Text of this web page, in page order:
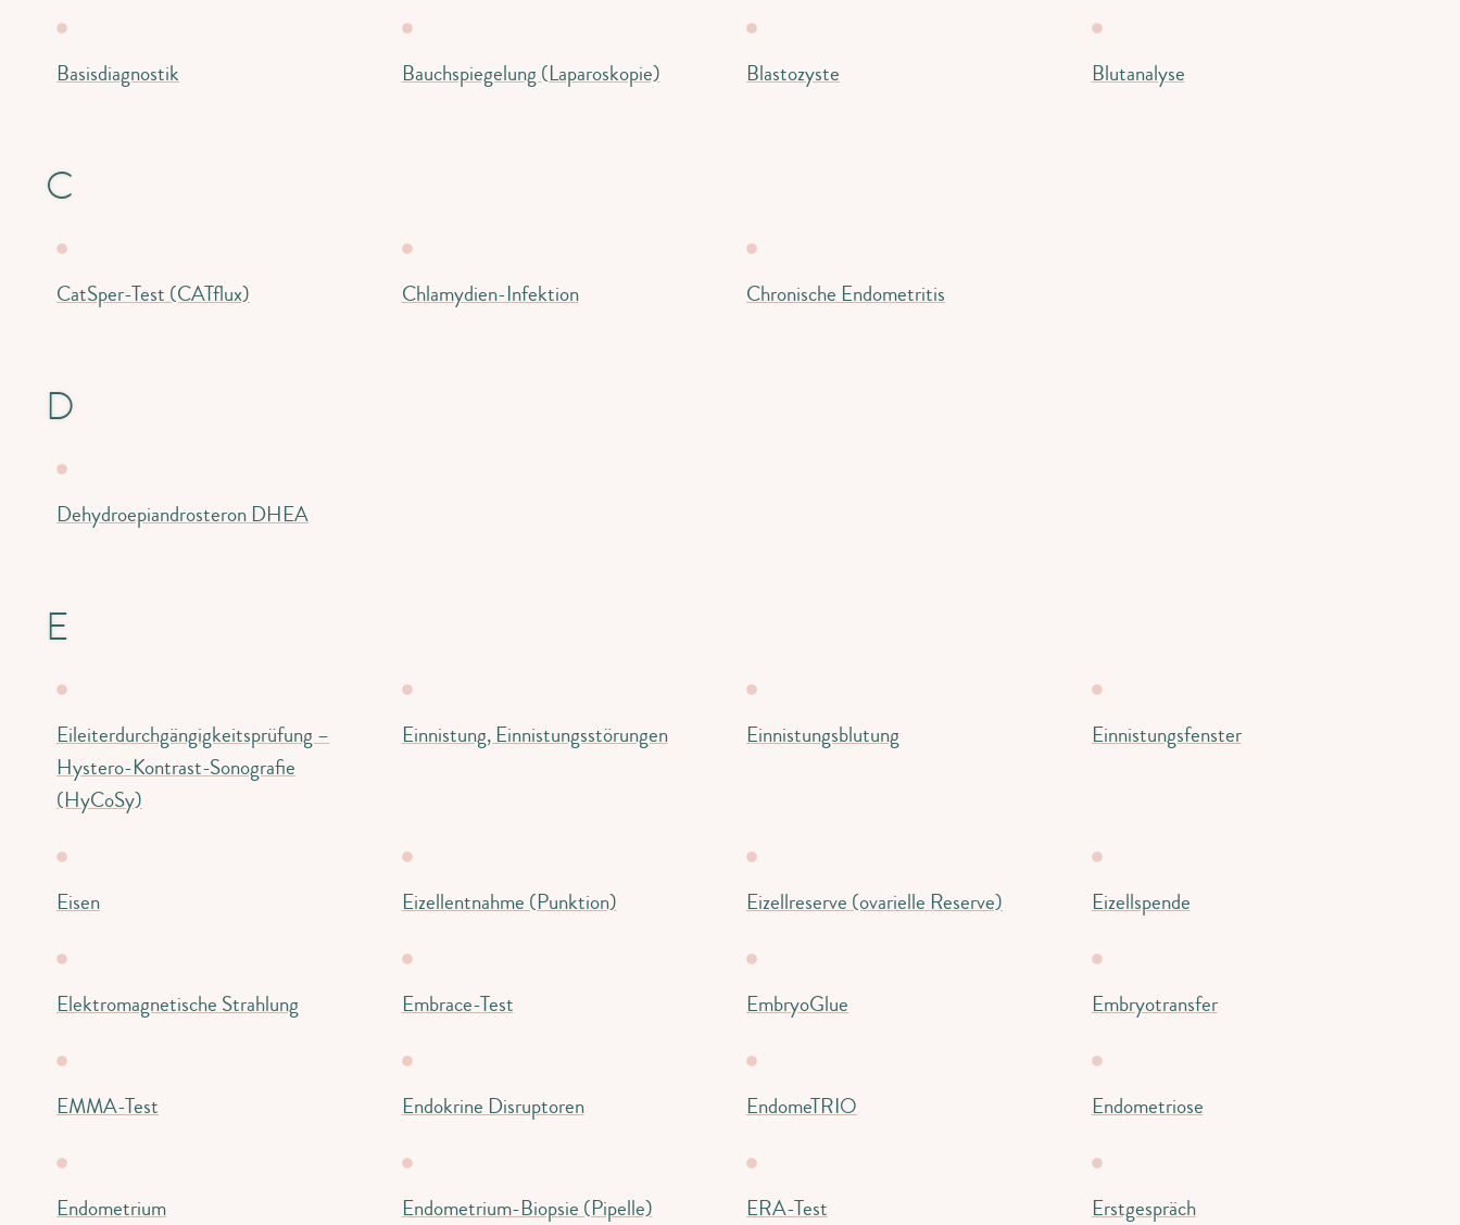
Basisdiagnostik Bauchspiegelung (Laparoskopie) Blastozyste Blutanalyse
C
CatSper-Test (CATflux) Chlamydien-Infektion Chronische Endometritis
D
Dehydroepiandrosteron DHEA
E
Eileiterdurchgängigkeitsprüfung –
Hystero-Kontrast-Sonografie
(HyCoSy)
Einnistung, Einnistungsstörungen Einnistungsblutung Einnistungsfenster
Eisen Eizellentnahme (Punktion) Eizellreserve (ovarielle Reserve) Eizellspende
Elektromagnetische Strahlung Embrace-Test EmbryoGlue Embryotransfer
EMMA-Test Endokrine Disruptoren EndomeTRIO Endometriose
Endometrium Endometrium-Biopsie (Pipelle) ERA-Test Erstgespräch